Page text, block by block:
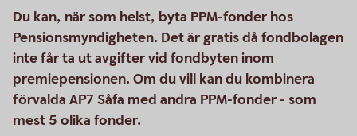
Du kan, när som helst, byta PPM-fonder hos
Pensionsmyndigheten. Det är gratis då fondbolagen
inte får ta ut avgifter vid fondbyten inom
premiepensionen. Om du vill kan du kombinera
förvalda AP7 Såfa med andra PPM-fonder - som
mest 5 olika fonder.